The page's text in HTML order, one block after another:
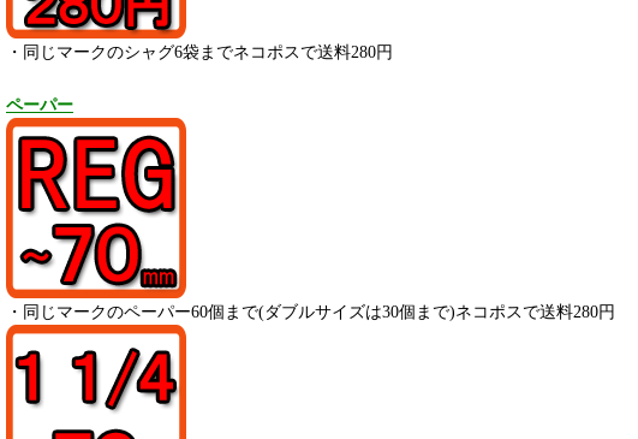
・同じマークのシャグ6袋までネコポスで送料280円
ペーパー
・ 同じマークのペーパー60個まで(ダブルサイズは30個まで)ネコポスで送料280円